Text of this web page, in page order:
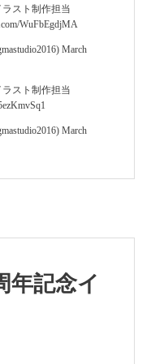
スト制作担当
WuFbEgdjMA
March
スト制作担当
March
年記念イ